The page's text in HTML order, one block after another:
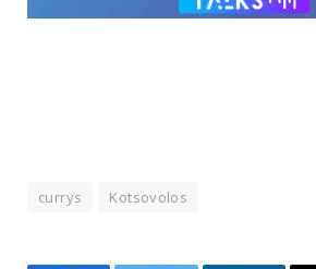
currys Kotsovolos